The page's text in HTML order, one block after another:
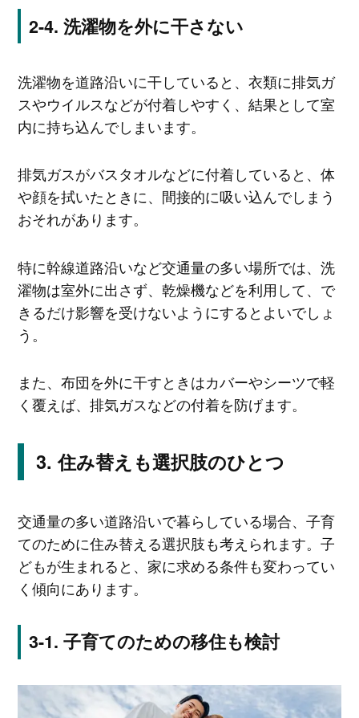
洗濯物を外に干さない
洗濯物を道路沿いに干していると、衣類に排気ガ
スやウイルスなどが付着しやすく、結果として室
内に持ち込んでしまいます。
排気ガスがバスタオルなどに付着していると、体
や顔を拭いたときに、間接的に吸い込んでしまう
おそれがあります。
特に幹線道路沿いなど交通量の多い場所では、洗
濯物は室外に出さず、乾燥機などを利用して、で
きるだけ影響を受けないようにするとよいでしょ
う。
また、布団を外に干すときはカバーやシーツで軽
く覆えば、排気ガスなどの付着を防げます。
住み替えも選択肢のひとつ
交通量の多い道路沿いで暮らしている場合、子育
てのために住み替える選択肢も考えられます。子
どもが生まれると、家に求める条件も変わってい
く傾向にあります。
子育てのための移住も検討